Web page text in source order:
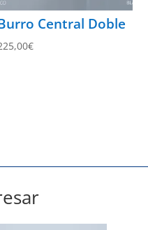
Central Doble
€